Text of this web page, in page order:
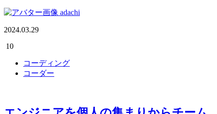
adachi
2024.03.29
10
コーディング
コーダー